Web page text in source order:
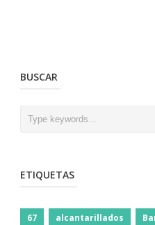
BUSCAR
ETIQUETAS
67 alcantarillados